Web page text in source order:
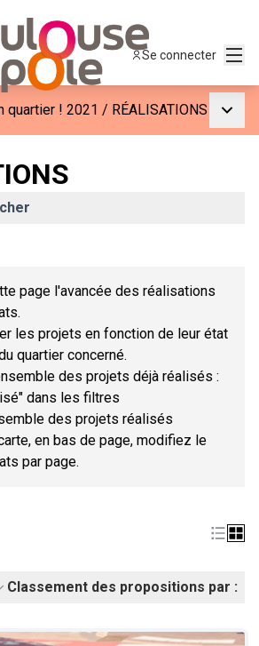
Se connecter
quartier ! 2021 / RÉALISATIONS
page l'avancée des réalisations
les projets en fonction de leur état
quartier concerné.
des projets déjà réalisés :
dans les filtres
des projets réalisés
en bas de page, modifiez le
par page.
Classement des propositions par :